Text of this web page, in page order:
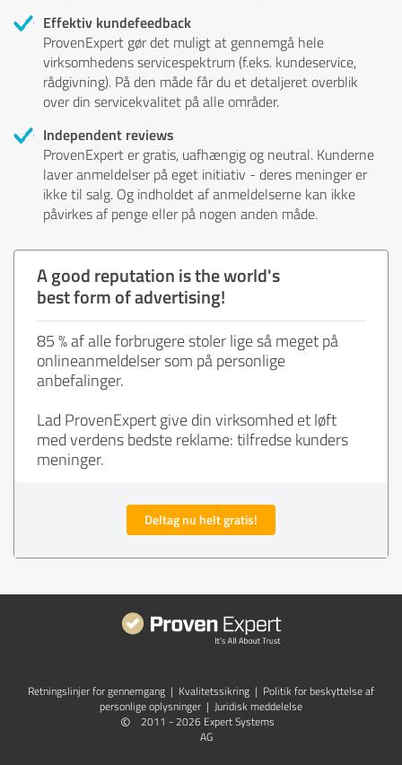
Effektiv kundefeedback
ProvenExpert gør det muligt at gennemgå hele
virksomhedens servicespektrum (f.eks. kundeservice,
rådgivning). På den måde får du et detaljeret overblik
over din servicekvalitet på alle områder.
Independent reviews
ProvenExpert er gratis, uafhængig og neutral. Kunderne
laver anmeldelser på eget initiativ - deres meninger er
ikke til salg. Og indholdet af anmeldelserne kan ikke
påvirkes af penge eller på nogen anden måde.
A good reputation is the world's
best form of advertising!
85 % af alle forbrugere stoler lige så meget på
onlineanmeldelser som på personlige
anbefalinger.
Lad ProvenExpert give din virksomhed et løft
med verdens bedste reklame: tilfredse kunders
meninger.
Deltag nu helt gratis!
Retningslinjer for gennemgang | Kvalitetssikring | Politik for beskyttelse af
personlige oplysninger | Juridisk meddelelse
©
2011 - 2026 Expert Systems
AG